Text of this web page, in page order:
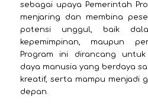
sebagai upaya Pemerintah
menjaring dan membina
potensi unggul, baik
kepemimpinan, maupun
Program ini dirancang
daya manusia yang berdaya
kreatif, serta mampu menjadi
depan.